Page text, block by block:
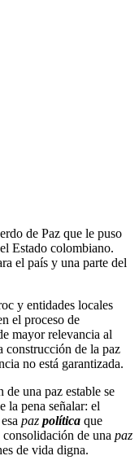
de Paz que le puso
Estado colombiano.
el país y una parte del
y entidades locales
el proceso de
mayor relevancia al
construcción de la paz
no está garantizada.
una paz estable se
la pena señalar: el
paz política que
de una paz
de vida digna.